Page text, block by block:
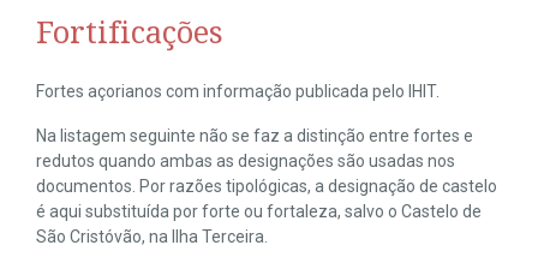
Fortificações
Fortes açorianos com informação publicada pelo IHIT.
Na listagem seguinte não se faz a distinção entre fortes e
redutos quando ambas as designações são usadas nos
documentos. Por razões tipológicas, a designação de castelo
é aqui substituída por forte ou fortaleza, salvo o Castelo de
São Cristóvão, na Ilha Terceira.